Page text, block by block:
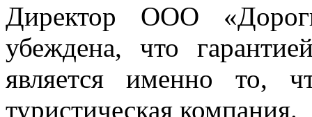
Директор ООО
убеждена, что
является именно то,
туристическая компания.